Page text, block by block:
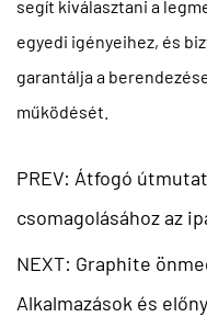
segít kiválasztani a
egyedi igényeihez, és
garantálja a
működését.
PREV: Átfogó
csomagolásához az
NEXT: Graphite
Alkalmazások és